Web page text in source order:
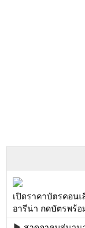
เปิดราคาบัตรคอน
อารีน่า กดบัตรพร้